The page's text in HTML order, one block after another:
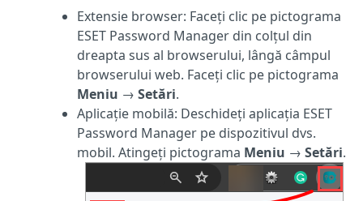
Extensie browser: Faceți clic pe pictograma
ESET Password Manager din colțul din
dreapta sus al browserului, lângă câmpul
browserului web. Faceți clic pe pictograma
Meniu → Setări.
Aplicație mobilă: Deschideți aplicația ESET
Password Manager pe dispozitivul dvs.
mobil. Atingeți pictograma Meniu → Setări.